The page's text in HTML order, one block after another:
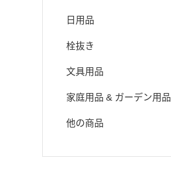
日用品
栓抜き
文具用品
家庭用品 & ガーデン用品
他の商品